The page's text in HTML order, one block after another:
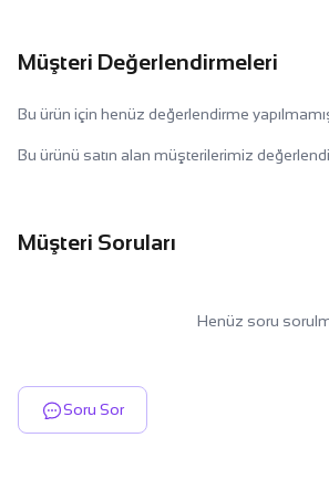
Müşteri Değerlendirmeleri
Bu ürün için henüz değerlendirme
Bu ürünü satın alan müşterilerimiz
Müşteri Soruları
Henüz soru
Soru Sor